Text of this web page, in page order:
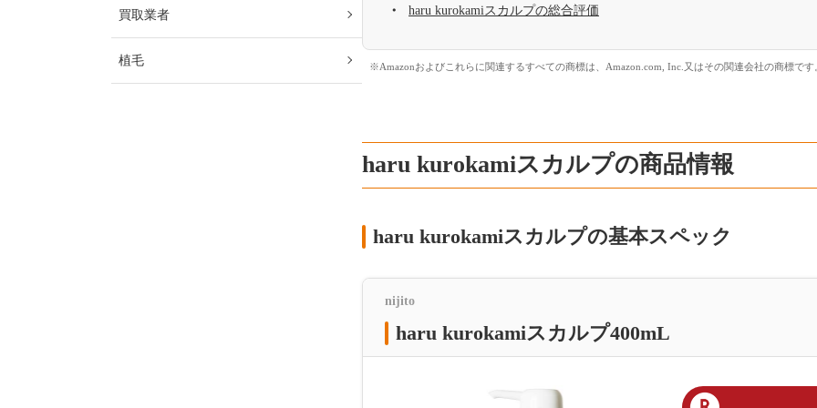
haru kurokamiスカルプの総合評価
※Amazonおよびこれらに関連するすべての商標は、Amazon.com, Inc.又はその関連会社の商標です
haru kurokamiスカルプの商品情報
haru kurokamiスカルプの基本スペック
nijito
haru kurokamiスカルプ400mL
買取業者
植毛